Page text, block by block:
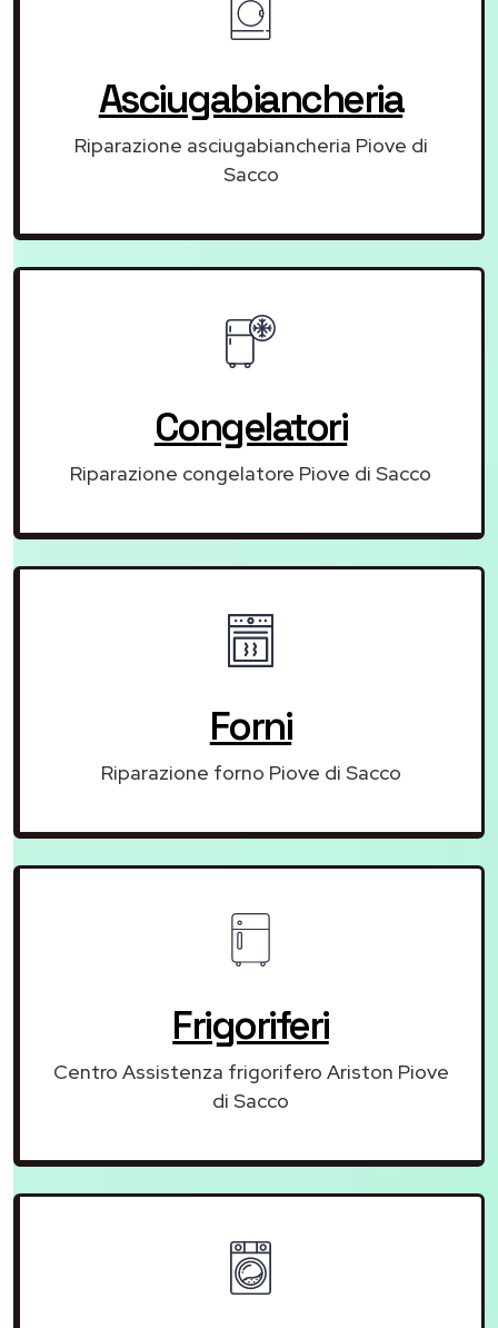
Asciugabiancheria
Riparazione asciugabiancheria Piove di
Sacco
Congelatori
Riparazione congelatore Piove di Sacco
Forni
Riparazione forno Piove di Sacco
Frigoriferi
Centro Assistenza frigorifero Ariston Piove
di Sacco